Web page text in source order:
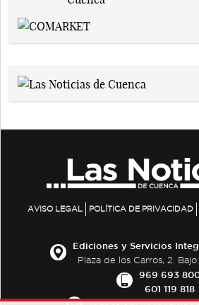
AVISO LEGAL POLÍTICA DE PRIVACIDAD
Ediciones y Servicios
Plaza de los Carros, 2.
969 693
601 119 818